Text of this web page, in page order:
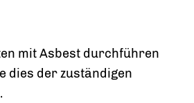
mit Asbest durchführen
dies der zuständigen